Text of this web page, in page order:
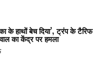
के हाथों बेच दिया’, ट्रंप के टैरिफ
का केंद्र पर हमला